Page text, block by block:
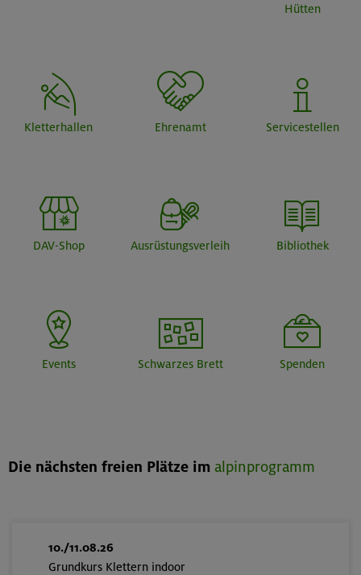
Hütten
Kletterhallen Ehrenamt Servicestellen
DAV-Shop Ausrüstungsverleih Bibliothek
Events Schwarzes Brett Spenden
Die nächsten freien Plätze im alpinprogramm
10./11.08.26
Grundkurs Klettern indoor